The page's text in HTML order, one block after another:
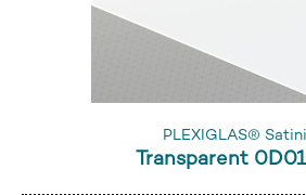
PLEXIGLAS®
Transparent